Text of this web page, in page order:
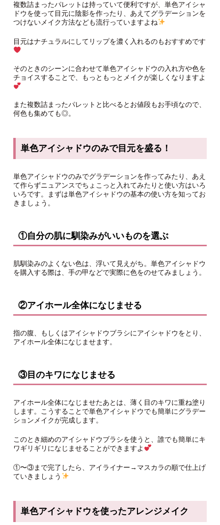
複数詰まったパレットは持っていて便利ですが、単色アイシャ
ドウを使って目元に陰影を作ったり、あえてグラデーションを
つけないメイク方法なども流行っていますよね
目元はナチュラルにしてリップを濃く入れるのもおすすめです
そのときのシーンに合わせて単色アイシャドウの入れ方や色を
チョイスすることで、もっともっとメイクが楽しくなりますよ
また複数詰まったパレットと比べるとお値段もお手頃なので、
何色も集めても◎。
単色アイシャドウのみで目元を盛る！
単色アイシャドウのみでグラデーションを作ってみたり、あえ
て作らずニュアンスでちょこっと入れてみたりと使い方はいろ
いろです。まずは単色アイシャドウの基本の使い方を知ってお
きましょう。
①自分の肌に馴染みがいいものを選ぶ
肌馴染みのよくない色は、浮いて見えがち。単色アイシャドウ
を購入する際は、手の甲などで実際に色をのせてみましょう。
②アイホール全体になじませる
指の腹、もしくはアイシャドウブラシにアイシャドウをとり、
アイホール全体になじませます。
③目のキワになじませる
アイホール全体になじませたあとは、薄く目のキワに重ね塗り
します。こうすることで単色アイシャドウでも簡単にグラデー
ションメイクが完成します。
このとき細めのアイシャドウブラシを使うと、誰でも簡単にキ
ワギリギリになじませることができますよ
①〜③まで完了したら、アイライナー→マスカラの順で仕上げ
ていきましょう
単色アイシャドウを使ったアレンジメイク